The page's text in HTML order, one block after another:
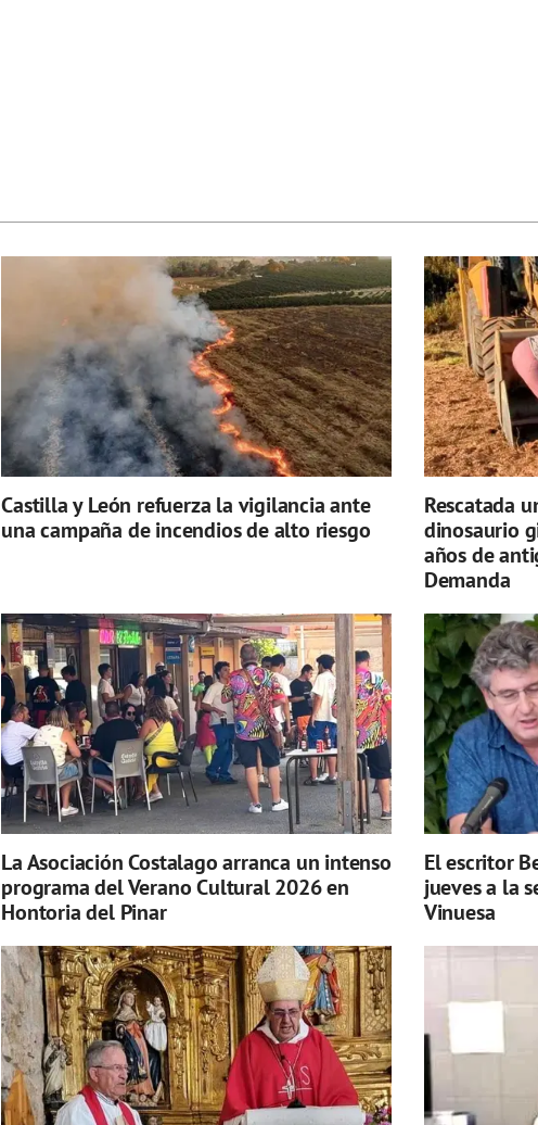
Castilla y León refuerza la vigilancia ante
una campaña de incendios de alto riesgo
Rescatada
dinosaurio
años de
Demanda
La Asociación Costalago arranca un intenso
programa del Verano Cultural 2026 en
Hontoria del Pinar
El escritor
jueves a la
Vinuesa